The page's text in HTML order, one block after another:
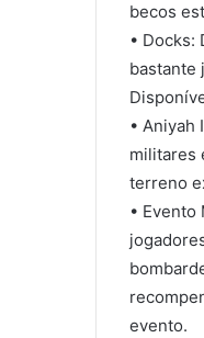
becos
• Docks:
bastante
• Aniyah
militares
terreno
•
evento.